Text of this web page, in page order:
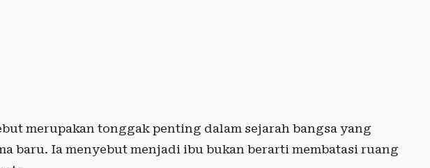
merupakan tonggak penting dalam sejarah bangsa yang
baru. Ia menyebut menjadi ibu bukan berarti membatasi ruang